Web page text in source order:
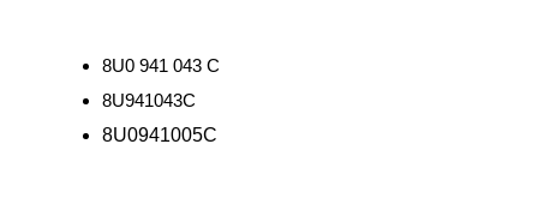
8U0 941 043 C
8U941043C
8U0941005C